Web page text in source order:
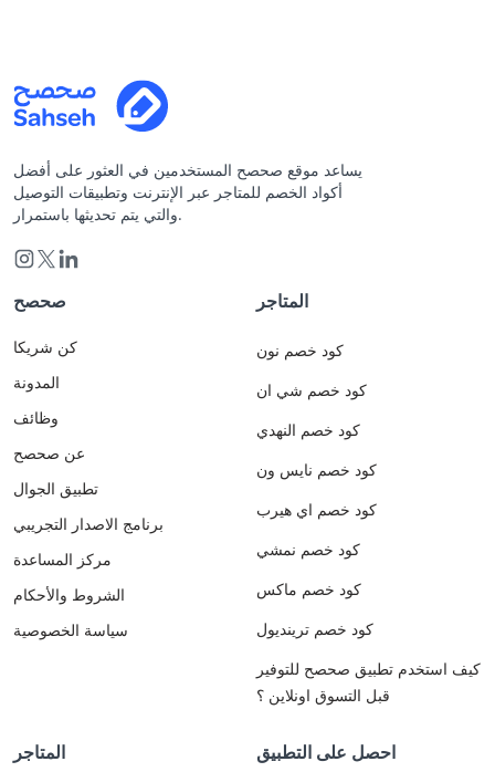
يساعد موقع صحصح المستخدمين في العثور على أفضل
أكواد الخصم للمتاجر عبر الإنترنت وتطبيقات التوصيل
والتي يتم تحديثها باستمرار.
صحصح
كن شريكا
المدونة
وظائف
عن صحصح
تطبيق الجوال
برنامج الاصدار التجريبي
مركز المساعدة
الشروط والأحكام
سياسة الخصوصية
المتاجر
كود خصم نون
كود خصم شي ان
كود خصم النهدي
كود خصم نايس ون
كود خصم اي هيرب
كود خصم نمشي
كود خصم ماكس
كود خصم ترينديول
كيف استخدم تطبيق صحصح للتوفير
قبل التسوق اونلاين ؟
المتاجر احصل على التطبيق